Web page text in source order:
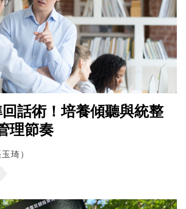
話術！培養傾聽與統整
理節奏
琦）